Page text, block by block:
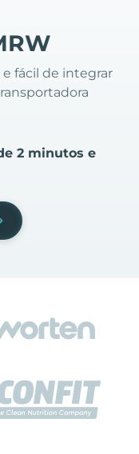
fácil de integrar
2 minutos e